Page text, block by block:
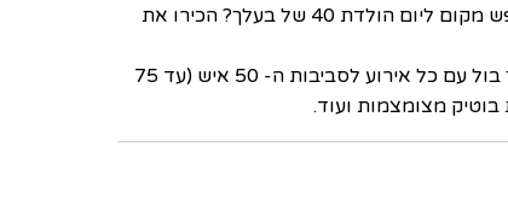
מחפשים מקום קטן ומתוק לברית מילה? חוגגים חתונת כסף ומחפשים מתחם אינטימי עם אופי מיוחד? אולי כבר נואשת מלחפש מקום ליום הולדת 40 של בעלך? הכירו את
גרוסרי בתל מונד הינו מתחם קטן ומדויק. חלל ביתי עם אווירה יוצאת דופן ומטבח שף פתוח ומזמין, חלל אירועים נינוח, שהולך בול עם כל אירוע לסביבות ה- 50 איש (עד 75
בוטיק מצומצמות ועוד.